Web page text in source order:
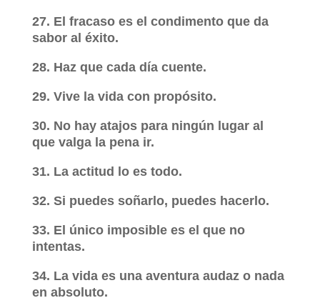
27. El fracaso es el condimento que da
sabor al éxito.
28. Haz que cada día cuente.
29. Vive la vida con propósito.
30. No hay atajos para ningún lugar al
que valga la pena ir.
31. La actitud lo es todo.
32. Si puedes soñarlo, puedes hacerlo.
33. El único imposible es el que no
intentas.
34. La vida es una aventura audaz o nada
en absoluto.